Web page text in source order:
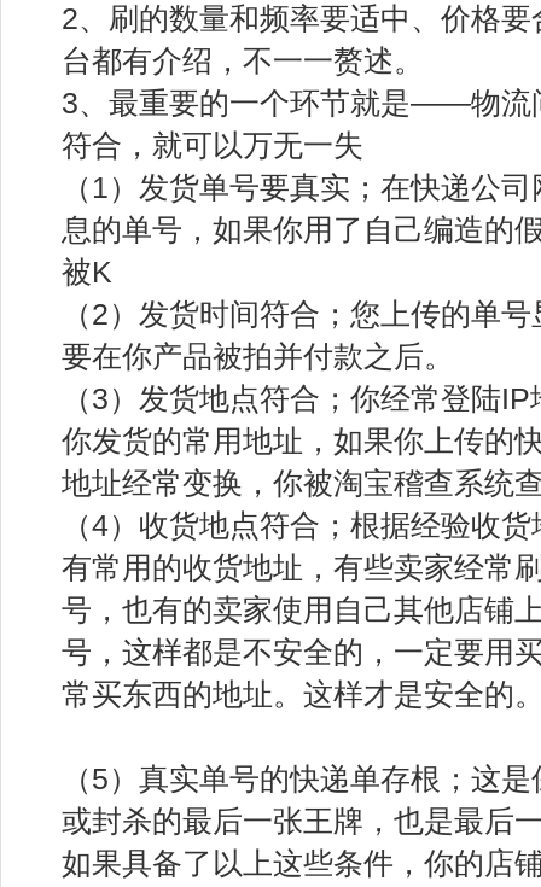
2、刷的数量和频率要适中、价格
台都有介绍，不一一赘述。
3、最重要的一个环节就是——物流
符合，就可以万无一失
（1）发货单号要真实；在快递公
息的单号，如果你用了自己编造的
被K
（2）发货时间符合；您上传的单
要在你产品被拍并付款之后。
（3）发货地点符合；你经常登陆
你发货的常用地址，如果你上传的
地址经常变换，你被淘宝稽查系统
（4）收货地点符合；根据经验收
有常用的收货地址，有些卖家经常
号，也有的卖家使用自己其他店铺
号，这样都是不安全的，一定要用
常买东西的地址。这样才是安全的
（5）真实单号的快递单存根；这
或封杀的最后一张王牌，也是最后
如果具备了以上这些条件，你的店